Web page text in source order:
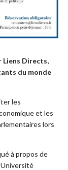
Liens Directs,
du monde
les
et les
lors
à propos de